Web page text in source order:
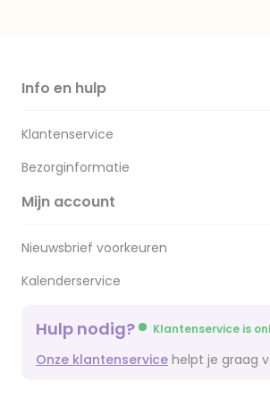
Info en hulp
Klantenservice
Bezorginformatie
Mijn account
Nieuwsbrief voorkeuren
Kalenderservice
Hulp nodig? Klantenservice is
Onze klantenservice helpt je graag